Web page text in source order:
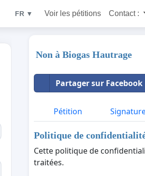
FR ▼ Voir les pétitions Contact :
Non à Biogas Hautrage
Partager sur Facebook
Pétition
Politique de
Cette politique de
traitées.